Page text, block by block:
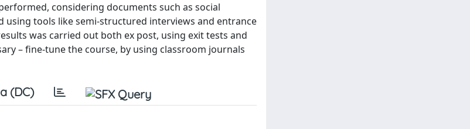
considering documents such as social
tools like semi-structured interviews and entrance
was carried out both ex post, using exit tests and
– fine-tune the course, by using classroom journals
(DC)